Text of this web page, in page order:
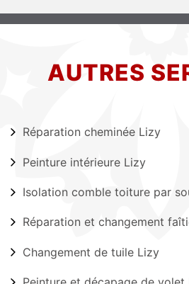
AUTRES
Réparation cheminée Lizy
Peinture intérieure Lizy
Isolation comble toiture par
Réparation et changement
Changement de tuile Lizy